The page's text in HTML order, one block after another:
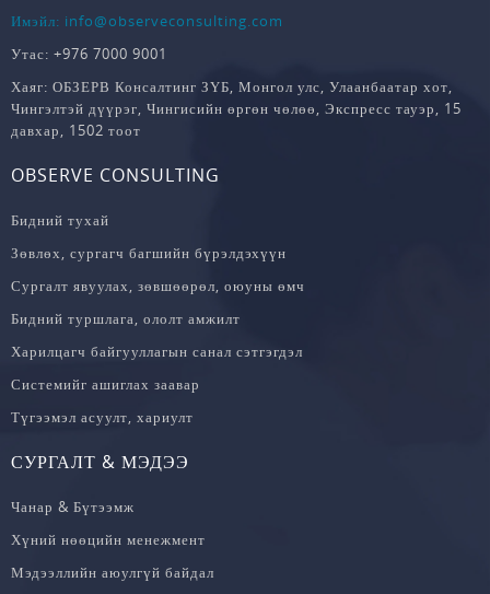
Имэйл: info@observeconsulting.com
Утас: +976 7000 9001
Хаяг: ОБЗЕРВ Консалтинг ЗҮБ, Монгол улс, Улаанбаатар хот,
Чингэлтэй дүүрэг, Чингисийн өргөн чөлөө, Экспресс тауэр, 15
давхар, 1502 тоот
OBSERVE CONSULTING
Бидний тухай
Зөвлөх, сургагч багшийн бүрэлдэхүүн
Сургалт явуулах, зөвшөөрөл, оюуны өмч
Бидний туршлага, ололт амжилт
Харилцагч байгууллагын санал сэтгэгдэл
Системийг ашиглах заавар
Түгээмэл асуулт, хариулт
СУРГАЛТ & МЭДЭЭ
Чанар & Бүтээмж
Хүний нөөцийн менежмент
Мэдээллийн аюулгүй байдал